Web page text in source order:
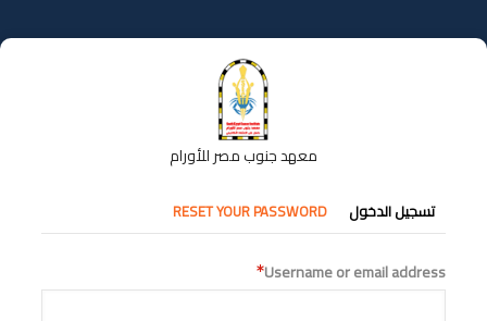
إلى
المحتوى
معهد جنوب مصر للأورام
التبويبات
الأساسية
تسجيل الدخول RESET YOUR PASSWORD
Username or email address